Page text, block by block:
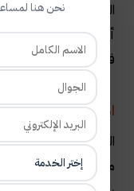
التخصص. أو كنت قد
أي من الموضوعات التي
فيما إذا كنت تفضل
اذكر تأثير التجارب
التجارب التي يحصل
محفز له، وتعلمه بعض
نحن هنا